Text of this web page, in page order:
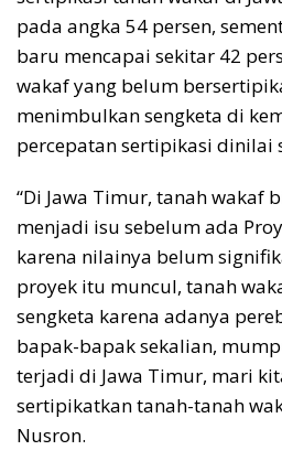
pada angka 54 persen,
baru mencapai sekitar 42
wakaf yang belum
menimbulkan sengketa di
percepatan sertipikasi dinilai
“Di Jawa Timur, tanah wakaf
menjadi isu sebelum ada
karena nilainya belum
proyek itu muncul, tanah
sengketa karena adanya
bapak-bapak sekalian,
terjadi di Jawa Timur, mari
sertipikatkan tanah-tanah
Nusron.